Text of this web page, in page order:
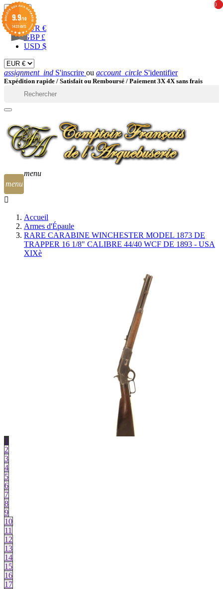
EUR 
EUR €
GBP £
USD $
assignment_ind S'inscrire ou account_circle S'identifier
Expédition rapide / Satisfait ou Remboursé / Paiement 3X 4X sans frais
menu
0
0
menu
Accueil
Armes d'Épaule
RARE CARABINE WINCHESTER MODEL 1873 DE
TRAPPER 16 1/8" CALIBRE 44/40 WCF DE 1893 - USA
XIXè
1
2
3
4
5
6
7
8
9
10
11
12
13
14
15
16
17
9.9/10
1439 AVIS